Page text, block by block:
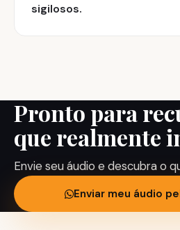
sigilosos.
Pronto para
que realmente
Envie seu áudio e descubra o
Enviar meu áudio